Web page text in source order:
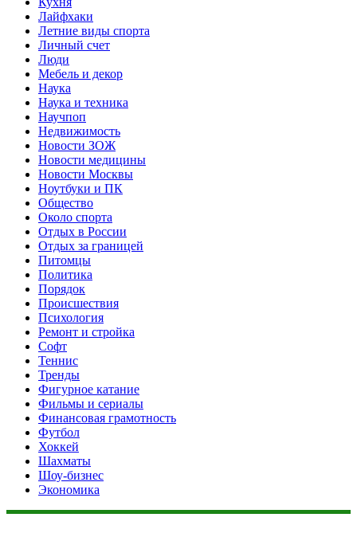
Лайфхаки
Летние виды спорта
Личный счет
Люди
Мебель и декор
Наука
Наука и техника
Научпоп
Недвижимость
Новости ЗОЖ
Новости медицины
Новости Москвы
Ноутбуки и ПК
Общество
Около спорта
Отдых в России
Отдых за границей
Питомцы
Политика
Порядок
Происшествия
Психология
Ремонт и стройка
Софт
Теннис
Тренды
Фигурное катание
Фильмы и сериалы
Финансовая грамотность
Футбол
Хоккей
Шахматы
Шоу-бизнес
Экономика